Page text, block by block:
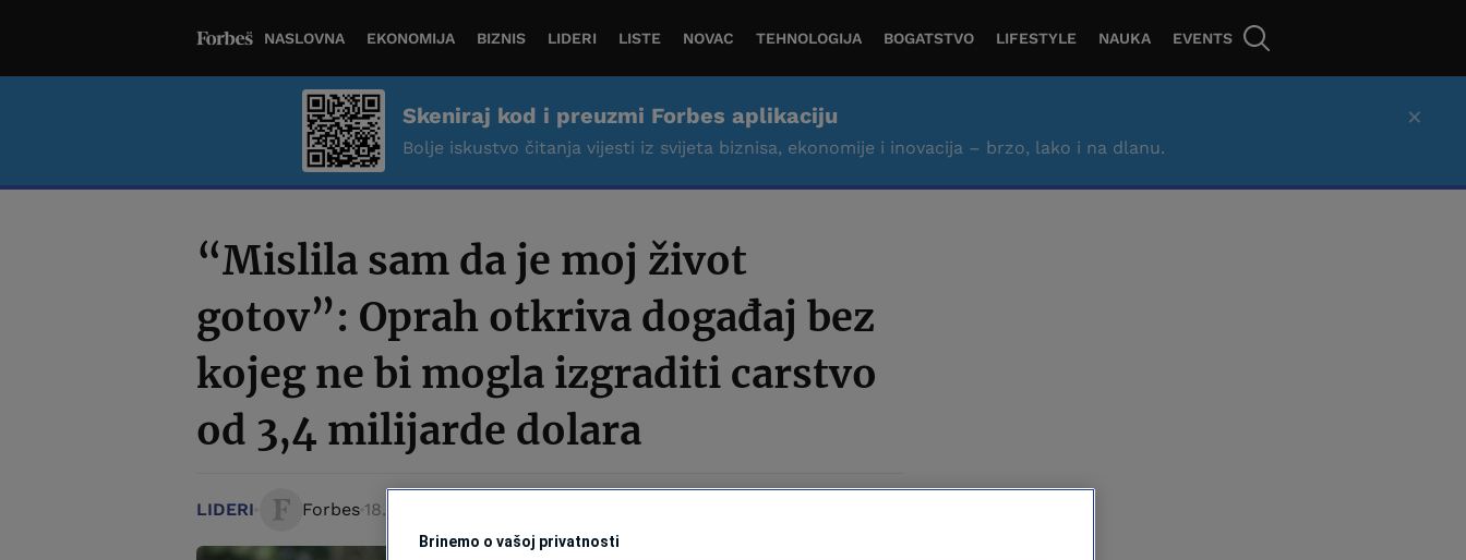
NASLOVNA EKONOMIJA BIZNIS LIDERI LISTE NOVAC TEHNOLOGIJA BOGATSTVO LIFESTYLE NAUKA EVENTS
Skeniraj kod i preuzmi Forbes aplikaciju
Bolje iskustvo čitanja vijesti iz svijeta biznisa, ekonomije i inovacija – brzo, lako i na dlanu.
×
“Mislila sam da je moj život
gotov”: Oprah otkriva događaj bez
kojeg ne bi mogla izgraditi carstvo
od 3,4 milijarde dolara
LIDERI Forbes 18. jun 2026. 12:04
Brinemo o vašoj privatnosti